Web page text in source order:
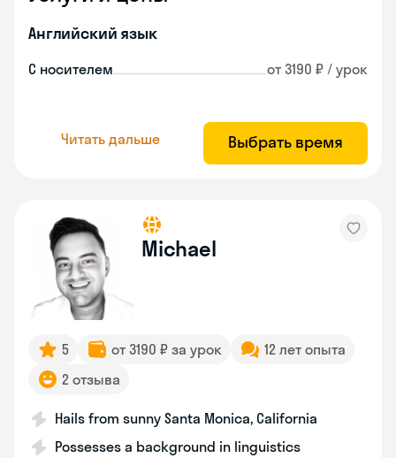
Английский язык
С носителем от 3190 ₽ / урок
Читать дальше Выбрать время
Michael
5 от 3190 ₽ за урок
12 лет опыта
2 отзыва
Hails from sunny Santa Monica, California
Possesses a background in linguistics